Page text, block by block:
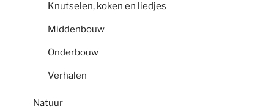
Knutselen, koken en liedjes
Middenbouw
Onderbouw
Verhalen
Natuur